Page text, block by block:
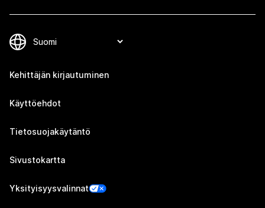
Kehittäjän kirjautuminen
Käyttöehdot
Tietosuojakäytäntö
Sivustokartta
Yksityisyysvalinnat